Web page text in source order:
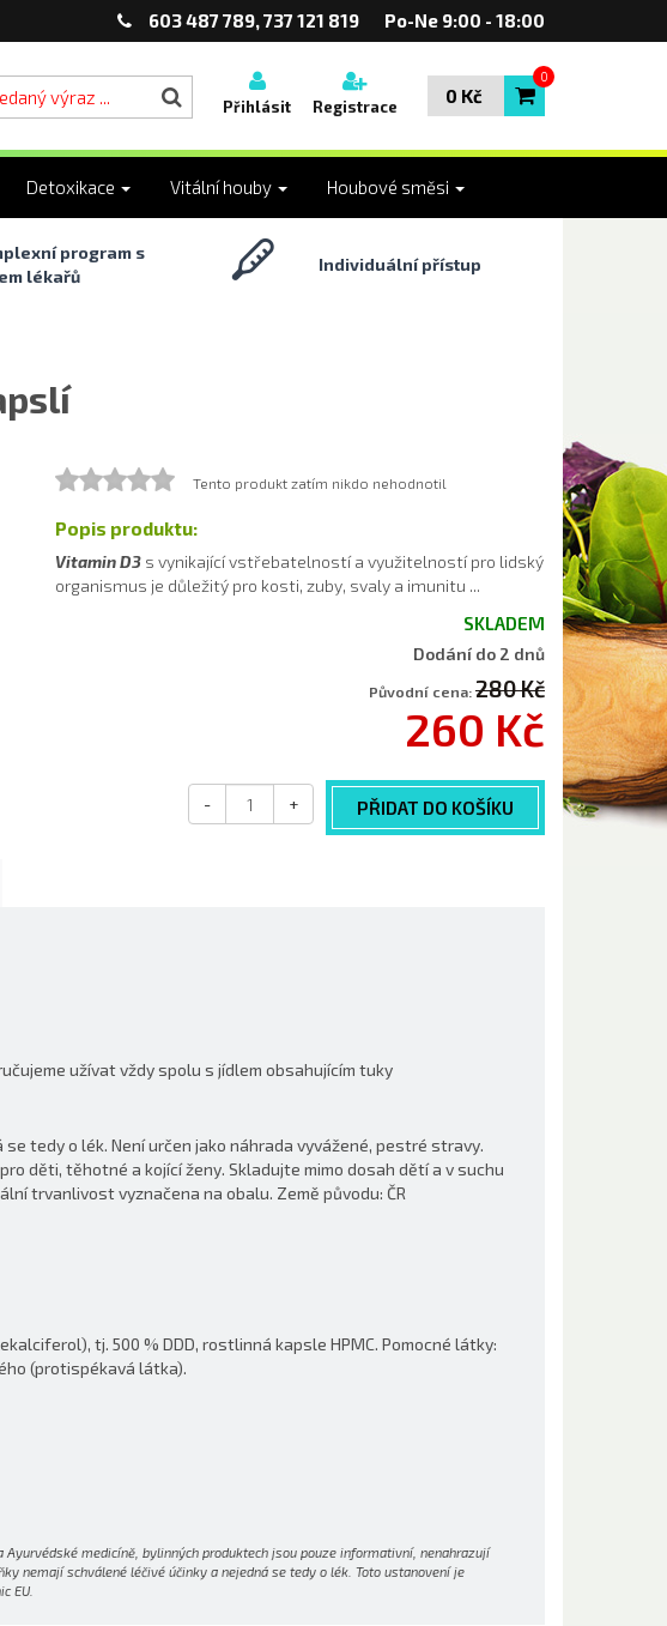
603 487 789, 737 121 819 Po-Ne 9:00 - 18:00
Přihlásit Registrace 0 Kč
0
Detoxikace Vitální houby Houbové směsi
program s
lékařů
Individuální přístup
Tento produkt zatím nikdo nehodnotil
Popis produktu:
Vitamin D3 s vynikající vstřebatelností a využitelností pro lidský
organismus je důležitý pro kosti, zuby, svaly a imunitu ...
SKLADEM
Dodání do 2 dnů
Původní cena:280 Kč
260 Kč
PŘIDAT DO KOŠÍKU
- +
užívat vždy spolu s jídlem obsahujícím tuky
tedy o lék. Není určen jako náhrada vyvážené, pestré stravy.
děti, těhotné a kojící ženy. Skladujte mimo dosah dětí a v suchu
trvanlivost vyznačena na obalu. Země původu: ČR
tj. 500 % DDD, rostlinná kapsle HPMC. Pomocné látky:
(protispékavá látka).
medicíně, bylinných produktech jsou pouze informativní, nenahrazují
nemají schválené léčivé účinky a nejedná se tedy o lék. Toto ustanovení je
EU.